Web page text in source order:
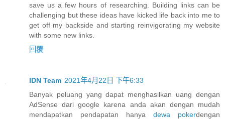
save us a few hours of researching. Building links can be
challenging but these ideas have kicked life back into me to
get off my backside and starting reinvigorating my website
with some new links.
回覆
IDN Team 2021年4月22日 下午6:33
Banyak peluang yang dapat menghasilkan uang dengan
AdSense dari google karena anda akan dengan mudah
mendapatkan pendapatan hanya dewa pokerdengan